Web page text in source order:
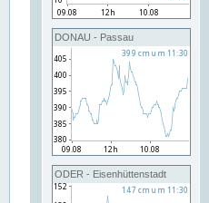
DONAU - Passau
ODER - Eisenhüttenstadt